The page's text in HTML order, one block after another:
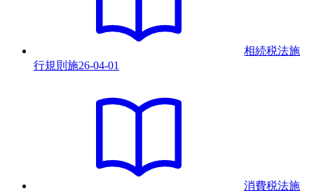
相続税法施
行規則 施26-04-01
消費税法施